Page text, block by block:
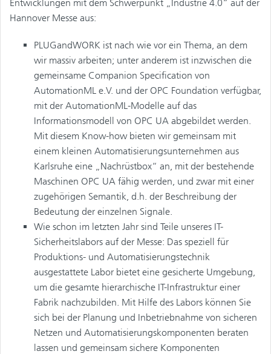
Entwicklungen mit dem Schwerpunkt „Industrie 4.0“ auf der
Hannover Messe aus:
PLUGandWORK ist nach wie vor ein Thema, an dem
wir massiv arbeiten; unter anderem ist inzwischen die
gemeinsame Companion Specification von
AutomationML e.V. und der OPC Foundation verfügbar,
mit der AutomationML-Modelle auf das
Informationsmodell von OPC UA abgebildet werden.
Mit diesem Know-how bieten wir gemeinsam mit
einem kleinen Automatisierungsunternehmen aus
Karlsruhe eine „Nachrüstbox“ an, mit der bestehende
Maschinen OPC UA fähig werden, und zwar mit einer
zugehörigen Semantik, d.h. der Beschreibung der
Bedeutung der einzelnen Signale.
Wie schon im letzten Jahr sind Teile unseres IT-
Sicherheitslabors auf der Messe: Das speziell für
Produktions- und Automatisierungstechnik
ausgestattete Labor bietet eine gesicherte Umgebung,
um die gesamte hierarchische IT-Infrastruktur einer
Fabrik nachzubilden. Mit Hilfe des Labors können Sie
sich bei der Planung und Inbetriebnahme von sicheren
Netzen und Automatisierungskomponenten beraten
lassen und gemeinsam sichere Komponenten